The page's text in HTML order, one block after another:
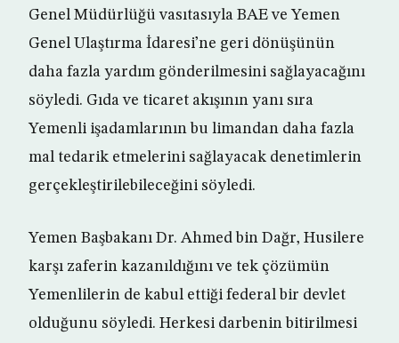
Genel Müdürlüğü vasıtasıyla BAE ve Yemen
Genel Ulaştırma İdaresi’ne geri dönüşünün
daha fazla yardım gönderilmesini sağlayacağını
söyledi. Gıda ve ticaret akışının yanı sıra
Yemenli işadamlarının bu limandan daha fazla
mal tedarik etmelerini sağlayacak denetimlerin
gerçekleştirilebileceğini söyledi.
Yemen Başbakanı Dr. Ahmed bin Dağr, Husilere
karşı zaferin kazanıldığını ve tek çözümün
Yemenlilerin de kabul ettiği federal bir devlet
olduğunu söyledi. Herkesi darbenin bitirilmesi